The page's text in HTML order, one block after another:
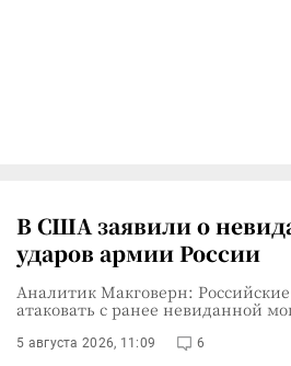
В США заявили о
ударов армии России
Аналитик Макговерн:
атаковать с ранее невиданной
5 августа 2026, 11:09 6